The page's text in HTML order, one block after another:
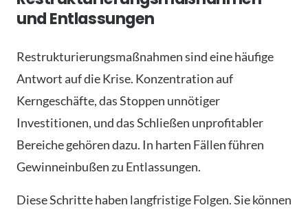
und Entlassungen
Restrukturierungsmaßnahmen sind eine häufige
Antwort auf die Krise. Konzentration auf
Kerngeschäfte, das Stoppen unnötiger
Investitionen, und das Schließen unprofitabler
Bereiche gehören dazu. In harten Fällen führen
Gewinneinbußen zu Entlassungen.
Diese Schritte haben langfristige Folgen. Sie können